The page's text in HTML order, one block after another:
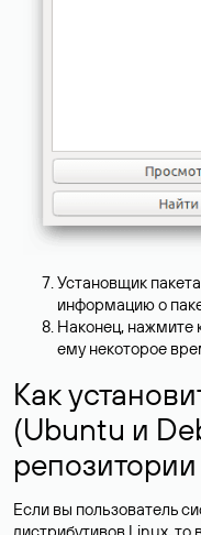
Установщик
информацию о
Наконец, нажмите
ему некоторое
Как
(Ubuntu и
репозитории
Если вы пользователь